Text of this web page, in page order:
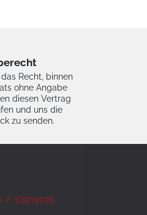
Recht, binnen
ohne Angabe
diesen Vertrag
und uns die
zu senden.
/ 33939195